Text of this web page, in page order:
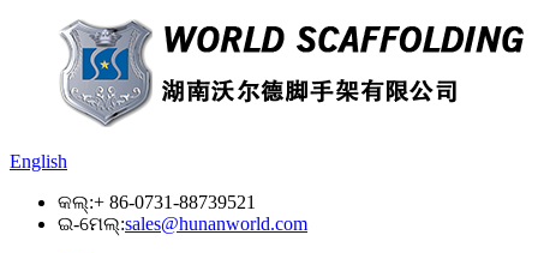
English
କଲ୍:+ 86-0731-88739521
ଇ-ମେଲ୍:sales@hunanworld.com